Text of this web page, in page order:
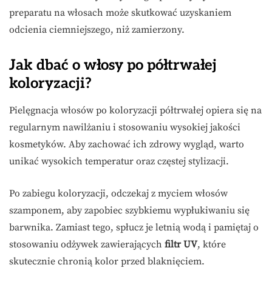
preparatu na włosach może skutkować uzyskaniem
odcienia ciemniejszego, niż zamierzony.
Jak dbać o włosy po półtrwałej
koloryzacji?
Pielęgnacja włosów po koloryzacji półtrwałej opiera się na
regularnym nawilżaniu i stosowaniu wysokiej jakości
kosmetyków. Aby zachować ich zdrowy wygląd, warto
unikać wysokich temperatur oraz częstej stylizacji.
Po zabiegu koloryzacji, odczekaj z myciem włosów
szamponem, aby zapobiec szybkiemu wypłukiwaniu się
barwnika. Zamiast tego, spłucz je letnią wodą i pamiętaj o
stosowaniu odżywek zawierających filtr UV, które
skutecznie chronią kolor przed blaknięciem.